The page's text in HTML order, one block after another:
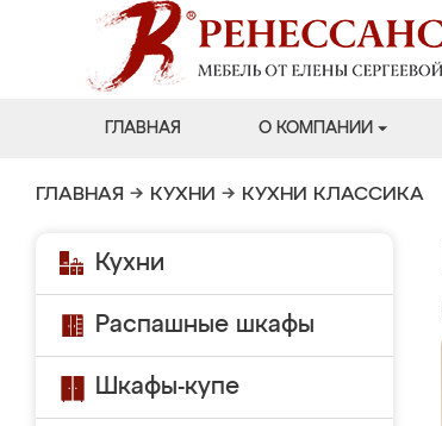
ГЛАВНАЯ О КОМПАНИИ
ГЛАВНАЯ → КУХНИ → КУХНИ КЛАССИКА
Кухни
Распашные шкафы
Шкафы-купе